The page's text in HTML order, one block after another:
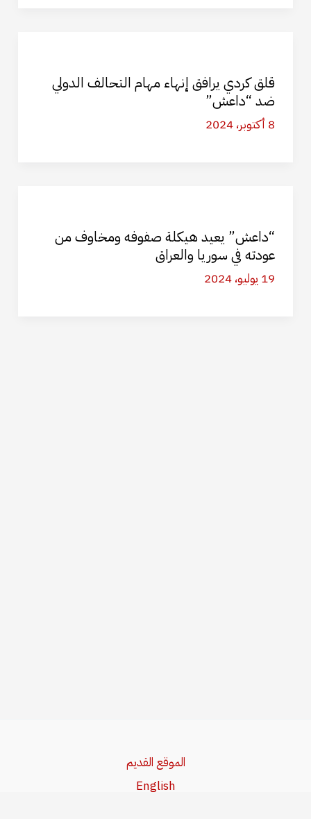
قلق كردي يرافق إنهاء مهام التحالف الدولي
ضد “داعش”
8 أكتوبر، 2024
“داعش” يعيد هيكلة صفوفه ومخاوف من
عودته في سوريا والعراق
19 يوليو، 2024
الموقع القديم
English